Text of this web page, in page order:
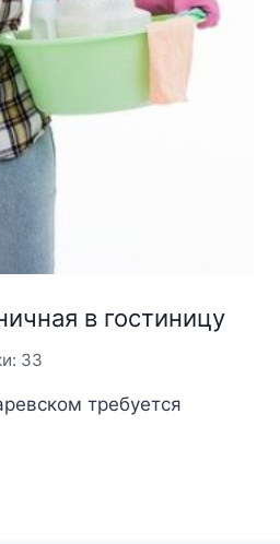
в гостиницу
33
требуется